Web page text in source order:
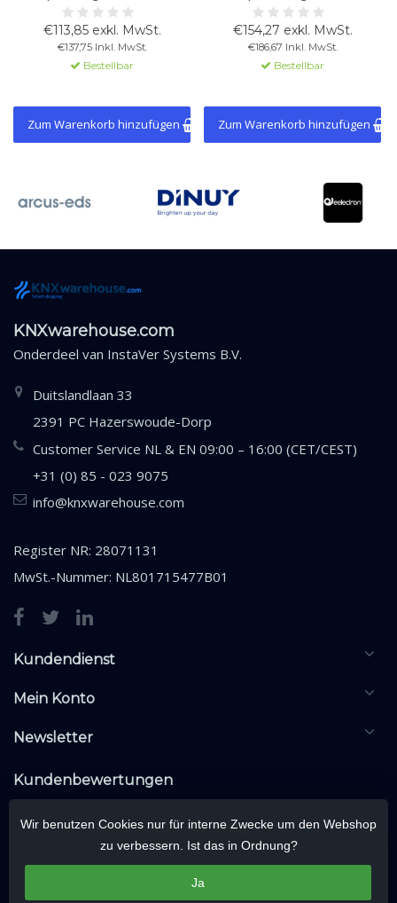
V AC Antriebe, max. 1 A. Auch als
Regler nutzbar. Mit KNX Data
Secure.
€113,85 exkl. MwSt.
€137,75 Inkl. MwSt.
Bestellbar
Zum Warenkorb hinzufügen
Ansteuerung von 6
Thermoantrieben 24–240 V AC,
Handbedienung, Ventilschutz,
€154,27 exkl. MwSt.
€186,67 Inkl. MwSt.
Bestellbar
Zum Warenkorb hinzufügen
KNXwarehouse.com
Onderdeel van InstaVer Systems B.V.
Duitslandlaan 33
2391 PC Hazerswoude-Dorp
Customer Service NL & EN 09:00 – 16:00 (CET/CEST)
+31 (0) 85 - 023 9075
info@knxwarehouse.com
Register NR: 28071131
MwSt.-Nummer: NL801715477B01
Kundendienst
Mein Konto
Newsletter
Kundenbewertungen
Wir benutzen Cookies nur für interne Zwecke um den Webshop
zu verbessern. Ist das in Ordnung?
Ja